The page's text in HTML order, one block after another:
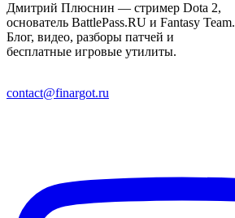
Дмитрий Плюснин — стример Dota 2,
основатель BattlePass.RU и Fantasy Team.
Блог, видео, разборы патчей и
бесплатные игровые утилиты.
contact@finargot.ru